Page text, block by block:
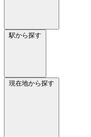
駅から探す
現在地から探す